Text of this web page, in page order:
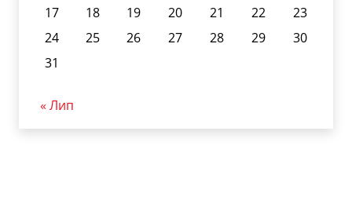
17
18 19 20 21 22
23
24
25 26 27 28 29
30
31
« Лип